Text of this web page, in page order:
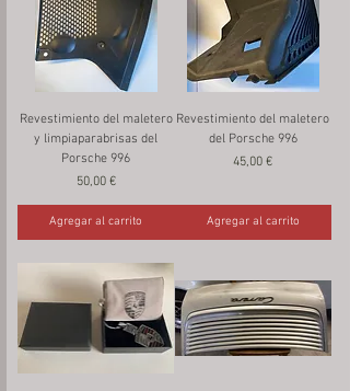
Revestimiento del maletero
y limpiaparabrisas del
Porsche 996
Precio
50,00 €
Agregar al carrito
Revestimiento del maletero
del Porsche 996
Precio
45,00 €
Agregar al carrito